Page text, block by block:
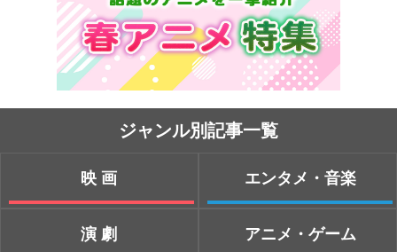
ジャンル別記事一覧
映画
演劇
エンタメ・音楽
アニメ・ゲーム